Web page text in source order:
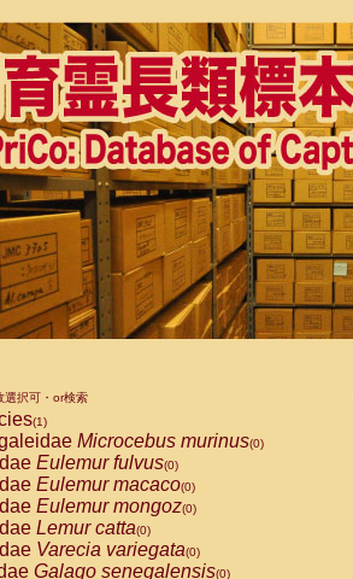
択可・or検索
(1)
Microcebus murinus(0)
Eulemur fulvus(0)
Eulemur macaco(0)
Eulemur mongoz(0)
Lemur catta(0)
Varecia variegata(0)
Galago senegalensis(0)